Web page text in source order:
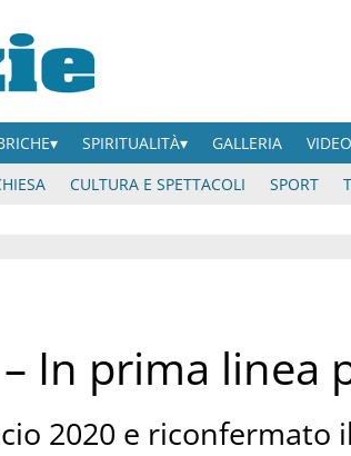
SPIRITUALITÀ GALLERIA VIDEO
CULTURA E SPETTACOLI SPORT
In prima linea
2020 e riconfermato